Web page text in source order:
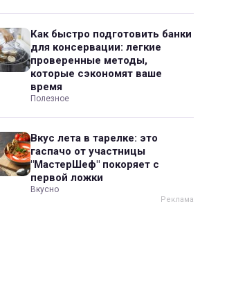
Как быстро подготовить банки
для консервации: легкие
проверенные методы,
которые сэкономят ваше
время
Полезное
Вкус лета в тарелке: это
гаспачо от участницы
"МастерШеф" покоряет с
первой ложки
Вкусно